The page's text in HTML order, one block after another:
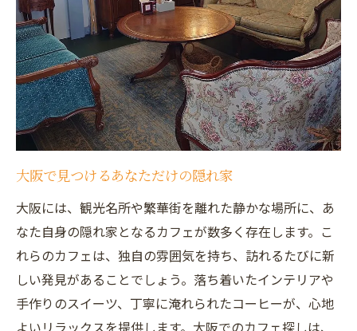
大阪で見つけるあなただけの隠れ家
大阪には、観光名所や繁華街を離れた静かな場所に、あ
なた自身の隠れ家となるカフェが数多く存在します。こ
れらのカフェは、独自の雰囲気を持ち、訪れるたびに新
しい発見があることでしょう。落ち着いたインテリアや
手作りのスイーツ、丁寧に淹れられたコーヒーが、心地